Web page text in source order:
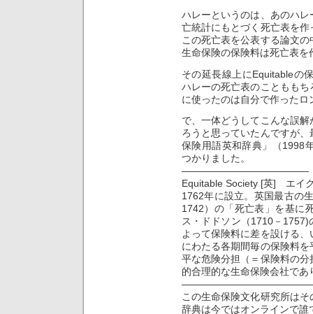
ハレーというのは、あのハ
亡統計にもとづく死亡表を
この死亡表を公表する論文
生命保険の保険料は死亡表
その延長線上にEquitableの
ハレーの死亡表のこともも
に使ったのは自分で作った
で、一体どうしてこんな誤
ろうと思っていたんですが
保険用語英和辞典」（1998
つかりました。
—————————————
Equitable Society [英] エイ
1762年に設立。英国最古の
1742）の「死亡表」を基に
ス・ドドソン（1710－
よって保険料に差を設ける
にわたる各期間毎の保険料
平な危険分担（＝保険料の
的合理的な生命保険会社で
この生命保険文化研究所は
辞典は今ではオンラインで